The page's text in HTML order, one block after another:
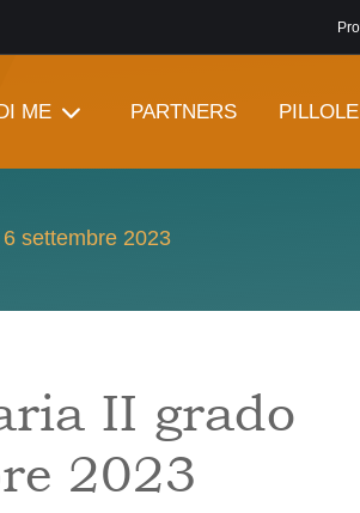
ME PARTNERS PILLOLE
settembre 2023
II grado
2023